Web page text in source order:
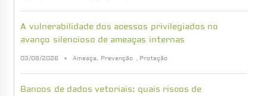
A vulnerabilidade dos acessos privilegiados no
avanço silencioso de ameaças internas
03/08/2026 Ameaça, Prevenção , Proteção
Bancos de dados vetoriais: quais riscos de